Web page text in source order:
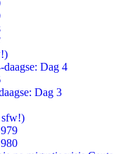
Dag 4
Dag 3
sfw!)